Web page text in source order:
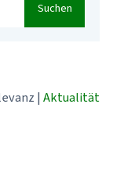
Suchen
| Aktualität